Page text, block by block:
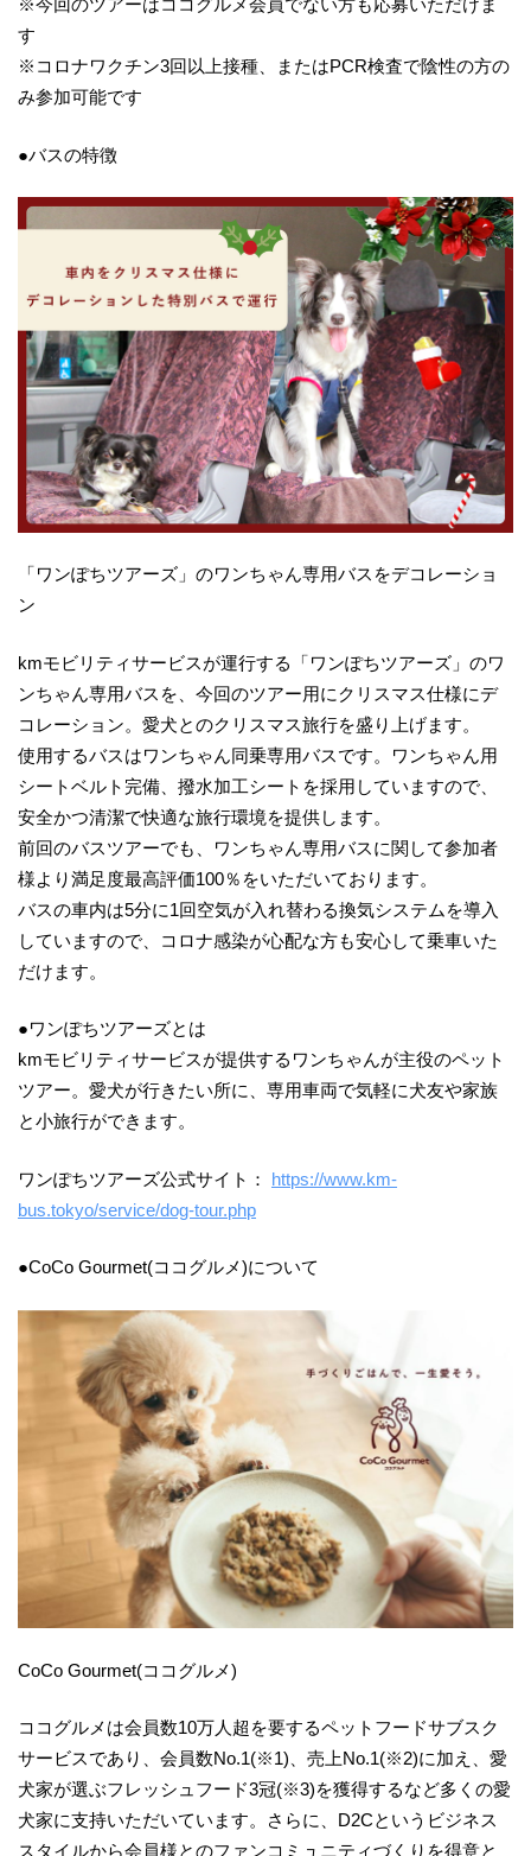
※今回のツアーはココグルメ会員でない方も応募いただけま
す
※コロナワクチン3回以上接種、またはPCR検査で陰性の方の
み参加可能です
●バスの特徴
「ワンぽちツアーズ」のワンちゃん専用バスをデコレーショ
ン
kmモビリティサービスが運行する「ワンぽちツアーズ」のワ
ンちゃん専用バスを、今回のツアー用にクリスマス仕様にデ
コレーション。愛犬とのクリスマス旅行を盛り上げます。
使用するバスはワンちゃん同乗専用バスです。ワンちゃん用
シートベルト完備、撥水加工シートを採用していますので、
安全かつ清潔で快適な旅行環境を提供します。
前回のバスツアーでも、ワンちゃん専用バスに関して参加者
様より満足度最高評価100％をいただいております。
バスの車内は5分に1回空気が入れ替わる換気システムを導入
していますので、コロナ感染が心配な方も安心して乗車いた
だけます。
●ワンぽちツアーズとは
kmモビリティサービスが提供するワンちゃんが主役のペット
ツアー。愛犬が行きたい所に、専用車両で気軽に犬友や家族
と小旅行ができます。
ワンぽちツアーズ公式サイト： https://www.km-
bus.tokyo/service/dog-tour.php
●CoCo Gourmet(ココグルメ)について
CoCo Gourmet(ココグルメ)
ココグルメは会員数10万人超を要するペットフードサブスク
サービスであり、会員数No.1(※1)、売上No.1(※2)に加え、愛
犬家が選ぶフレッシュフード3冠(※3)を獲得するなど多くの愛
犬家に支持いただいています。さらに、D2Cというビジネス
スタイルから会員様とのファンコミュニティづくりを得意と